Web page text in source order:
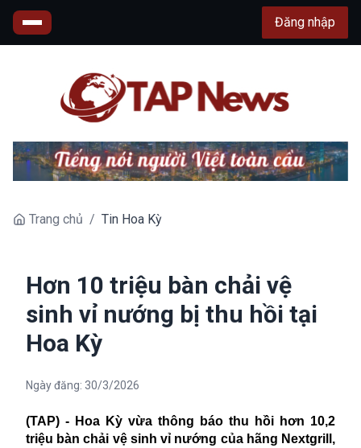
Đăng nhập
Trang chủ / Tin Hoa Kỳ
Hơn 10 triệu bàn chải vệ
sinh vỉ nướng bị thu hồi tại
Hoa Kỳ
Ngày đăng: 30/3/2026
(TAP) - Hoa Kỳ vừa thông báo thu hồi hơn 10,2
triệu bàn chải vệ sinh vỉ nướng của hãng Nextgrill,